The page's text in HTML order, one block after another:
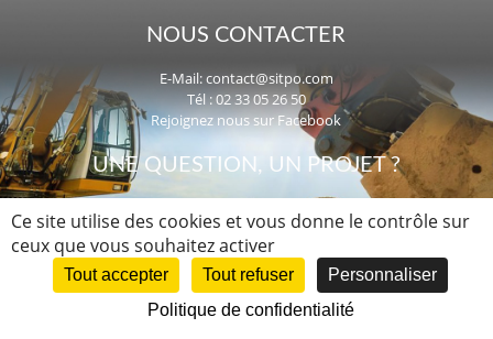
NOUS CONTACTER
E-Mail:contact@sitpo.com
Tél : 02 33 05 26 50
Rejoignez nous sur Facebook
UNE QUESTION, UN PROJET ?
en Normandie et dans toute la France.
Copyright © 2026SITPO Mentions Légales - Création WebCom.Me
Ce site utilise des cookies et vous donne le contrôle sur
ceux que vous souhaitez activer
Tout accepter Tout refuser
Personnaliser
Politique de confidentialité